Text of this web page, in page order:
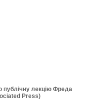
публічну лекцію Фреда
Press)